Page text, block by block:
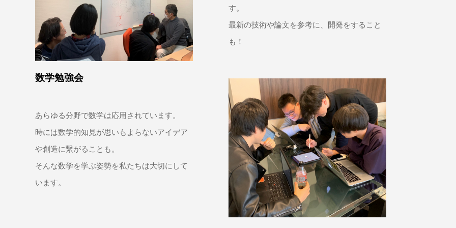
数学勉強会
あらゆる分野で数学は応用されています。
時には数学的知見が思いもよらないアイデア
や創造に繋がることも。
そんな数学を学ぶ姿勢を私たちは大切にして
います。
す。
最新の技術や論文を参考に、開発をすること
も！